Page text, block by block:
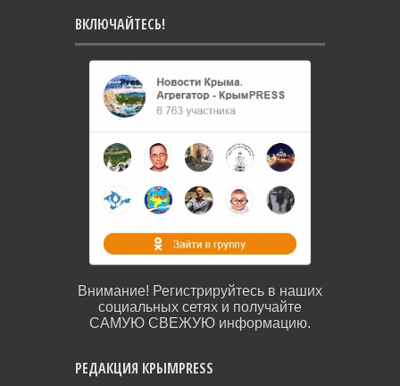
ВКЛЮЧАЙТЕСЬ!
Внимание! Регистрируйтесь в наших
социальных сетях и получайте
САМУЮ СВЕЖУЮ информацию.
РЕДАКЦИЯ КРЫМPRESS